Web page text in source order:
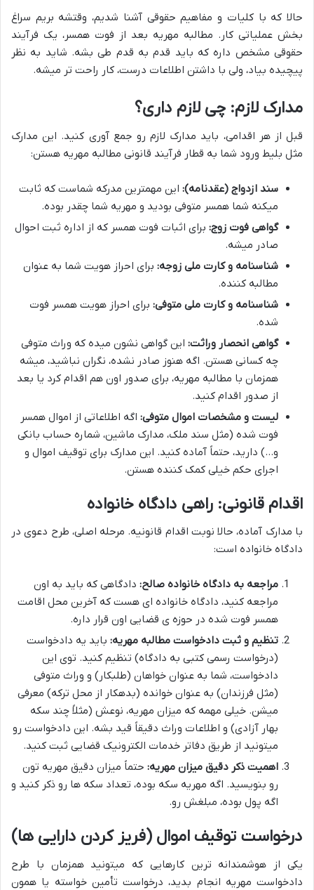
حالا که با کلیات و مفاهیم حقوقی آشنا شدیم، وقتشه بریم سراغ
بخش عملیاتی کار. مطالبه مهریه بعد از فوت همسر، یک فرآیند
حقوقی مشخص داره که باید قدم به قدم طی بشه. شاید به نظر
پیچیده بیاد، ولی با داشتن اطلاعات درست، کار راحت تر میشه.
مدارک لازم: چی لازم داری؟
قبل از هر اقدامی، باید مدارک لازم رو جمع آوری کنید. این مدارک
مثل بلیط ورود شما به قطار فرآیند قانونی مطالبه مهریه هستن:
سند ازدواج (عقدنامه): این مهمترین مدرکه شماست که ثابت
میکنه شما همسر متوفی بودید و مهریه شما چقدر بوده.
گواهی فوت زوج: برای اثبات فوت همسر که از اداره ثبت احوال
صادر میشه.
شناسنامه و کارت ملی زوجه: برای احراز هویت شما به عنوان
مطالبه کننده.
شناسنامه و کارت ملی متوفی: برای احراز هویت همسر فوت
شده.
گواهی انحصار وراثت: این گواهی نشون میده که وراث متوفی
چه کسانی هستن. اگه هنوز صادر نشده، نگران نباشید، میشه
همزمان با مطالبه مهریه، برای صدور اون هم اقدام کرد یا بعد
از صدور اقدام کنید.
لیست و مشخصات اموال متوفی: اگه اطلاعاتی از اموال همسر
فوت شده (مثل سند ملک، مدارک ماشین، شماره حساب بانکی
و…) دارید، حتماً آماده کنید. این مدارک برای توقیف اموال و
اجرای حکم خیلی کمک کننده هستن.
اقدام قانونی: راهی دادگاه خانواده
با مدارک آماده، حالا نوبت اقدام قانونیه. مرحله اصلی، طرح دعوی در
دادگاه خانواده است:
مراجعه به دادگاه خانواده صالح: دادگاهی که باید به اون
مراجعه کنید، دادگاه خانواده ای هست که آخرین محل اقامت
همسر فوت شده در حوزه ی قضایی اون قرار داره.
تنظیم و ثبت دادخواست مطالبه مهریه: باید یه دادخواست
(درخواست رسمی کتبی به دادگاه) تنظیم کنید. توی این
دادخواست، شما به عنوان خواهان (طلبکار) و وراث متوفی
(مثل فرزندان) به عنوان خوانده (بدهکار از محل ترکه) معرفی
میشن. خیلی مهمه که میزان مهریه، نوعش (مثلاً چند سکه
بهار آزادی) و اطلاعات وراث دقیقاً قید بشه. این دادخواست رو
میتونید از طریق دفاتر خدمات الکترونیک قضایی ثبت کنید.
اهمیت ذکر دقیق میزان مهریه: حتماً میزان دقیق مهریه تون
رو بنویسید. اگه مهریه سکه بوده، تعداد سکه ها رو ذکر کنید و
اگه پول بوده، مبلغش رو.
درخواست توقیف اموال (فریز کردن دارایی ها)
یکی از هوشمندانه ترین کارهایی که میتونید همزمان با طرح
دادخواست مهریه انجام بدید، درخواست تأمین خواسته یا همون